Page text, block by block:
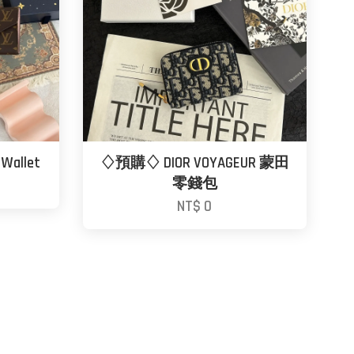
Wallet
♢預購♢ DIOR VOYAGEUR 蒙田
零錢包
NT$ 0